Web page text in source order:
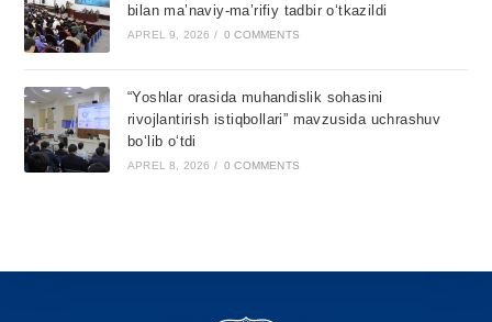
bilan ma’naviy-ma’rifiy tadbir o‘tkazildi
APREL 9, 2026 / 0 COMMENTS
“Yoshlar orasida muhandislik sohasini
rivojlantirish istiqbollari” mavzusida uchrashuv
bo‘lib o‘tdi
APREL 8, 2026 / 0 COMMENTS